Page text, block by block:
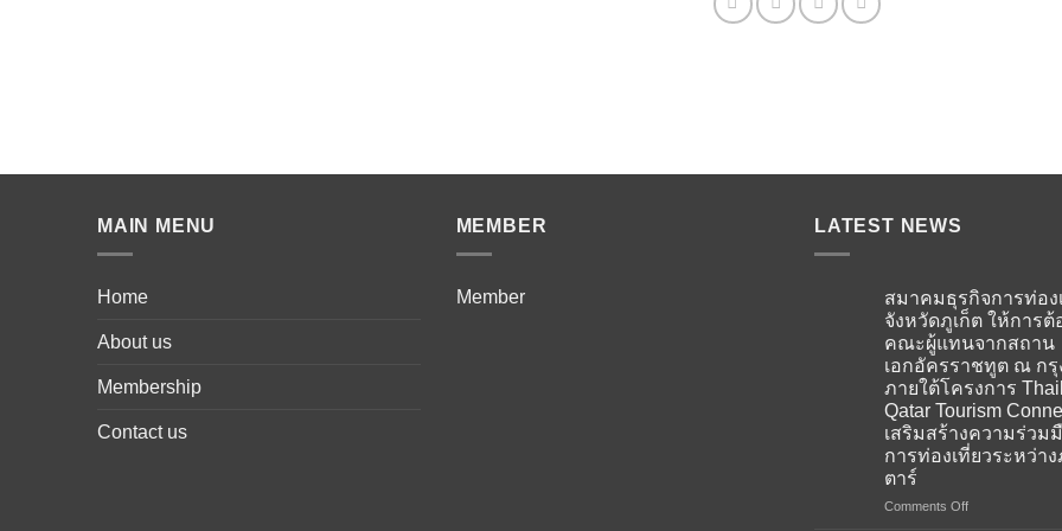
MAIN MENU
Home
About us
Membership
Contact us
MEMBER
Member
LATEST NEWS
สมาคมธุรกิจการท่อง
จังหวัดภูเก็ต ให้การต้
คณะผู้แทนจากสถาน
เอกอัครราชทูต ณ กรุ
ภายใต้โครงการ
Qatar Tourism
เสริมสร้างความร่วม
การท่องเที่ยวระหว่า
ตาร์
Comments Offon